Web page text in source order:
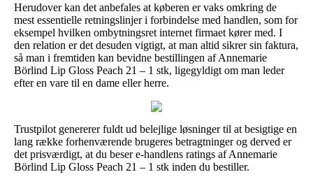
Herudover kan det anbefales at køberen er vaks omkring de
mest essentielle retningslinjer i forbindelse med handlen, som for
eksempel hvilken ombytningsret internet firmaet kører med. I
den relation er det desuden vigtigt, at man altid sikrer sin faktura,
så man i fremtiden kan bevidne bestillingen af Annemarie
Börlind Lip Gloss Peach 21 – 1 stk, ligegyldigt om man leder
efter en vare til en dame eller herre.
Trustpilot genererer fuldt ud belejlige løsninger til at besigtige en
lang række forhenværende brugeres betragtninger og derved er
det prisværdigt, at du beser e-handlens ratings af Annemarie
Börlind Lip Gloss Peach 21 – 1 stk inden du bestiller.